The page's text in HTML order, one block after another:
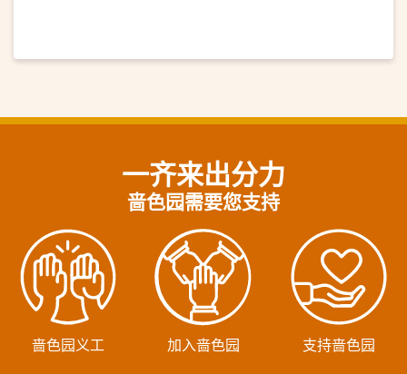
一齐来出分力
啬色园需要您支持
啬色园义工 加入啬色园 支持啬色园